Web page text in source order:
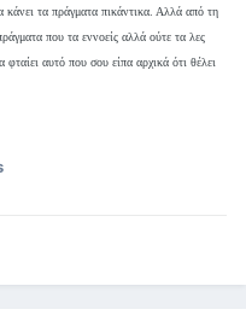
κάνει τα πράγματα πικάντικα. Αλλά από τη
που τα εννοείς αλλά ούτε τα λες
αυτό που σου είπα αρχικά ότι θέλει